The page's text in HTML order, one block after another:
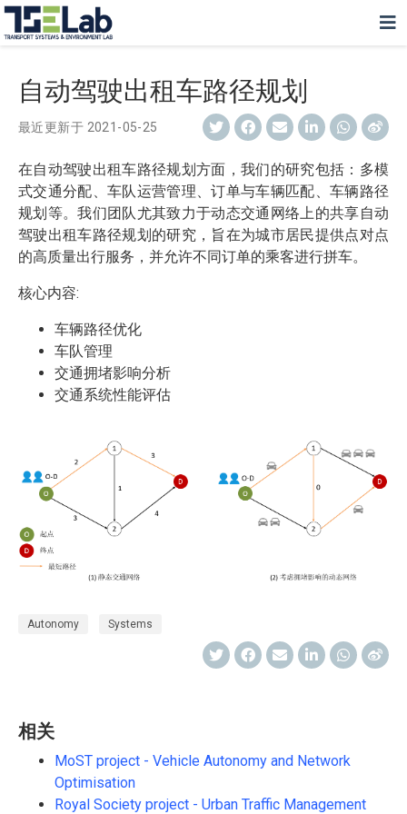
自动驾驶出租车路径规划
最近更新于 2021-05-25
在自动驾驶出租车路径规划方面，我们的研究包括：多模
式交通分配、车队运营管理、订单与车辆匹配、车辆路径
规划等。我们团队尤其致力于动态交通网络上的共享自动
驾驶出租车路径规划的研究，旨在为城市居民提供点对点
的高质量出行服务，并允许不同订单的乘客进行拼车。
核心内容:
车辆路径优化
车队管理
交通拥堵影响分析
交通系统性能评估
Autonomy Systems
相关
MoST project - Vehicle Autonomy and Network
Optimisation
Royal Society project - Urban Traffic Management